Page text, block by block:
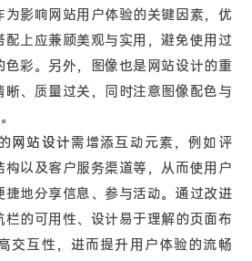
影响网站用户体验的关键因素，优
配上应兼顾美观与实用，避免使用过
彩。另外，图像也是网站设计的重
、质量过关，同时注意图像配色与
网站设计需增添互动元素，例如评
以及客户服务渠道等，从而使用户
地分享信息、参与活动。通过改进
的可用性、设计易于理解的页面布
交互性，进而提升用户体验的流畅